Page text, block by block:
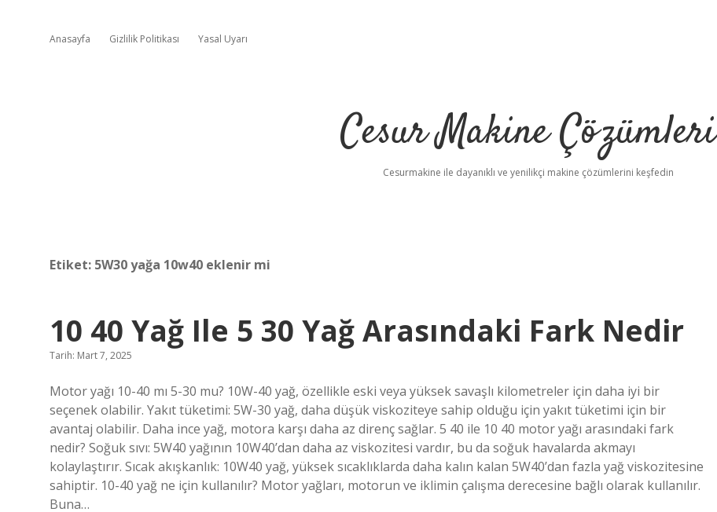
Anasayfa Gizlilik Politikası Yasal Uyarı
Cesur Makine Çözümleri
Cesurmakine ile dayanıklı ve yenilikçi makine çözümlerini keşfedin
Etiket: 5W30 yağa 10w40 eklenir mi
10 40 Yağ Ile 5 30 Yağ Arasındaki Fark Nedir
Tarih: Mart 7, 2025
Motor yağı 10-40 mı 5-30 mu? 10W-40 yağ, özellikle eski veya yüksek savaşlı kilometreler için daha iyi bir
seçenek olabilir. Yakıt tüketimi: 5W-30 yağ, daha düşük viskoziteye sahip olduğu için yakıt tüketimi için bir
avantaj olabilir. Daha ince yağ, motora karşı daha az direnç sağlar. 5 40 ile 10 40 motor yağı arasındaki fark
nedir? Soğuk sıvı: 5W40 yağının 10W40’dan daha az viskozitesi vardır, bu da soğuk havalarda akmayı
kolaylaştırır. Sıcak akışkanlık: 10W40 yağ, yüksek sıcaklıklarda daha kalın kalan 5W40’dan fazla yağ viskozitesine
sahiptir. 10-40 yağ ne için kullanılır? Motor yağları, motorun ve iklimin çalışma derecesine bağlı olarak kullanılır.
Buna…